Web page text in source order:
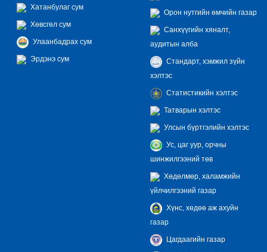
Хатанбулаг сум
Хөвсгөл сум
Улаанбадрах сум
Эрдэнэ сум
Орон нутгийн өмчийн газар
Санхүүгийн хяналт,
аудитын алба
Стандарт, хэмжил зүйн
хэлтэс
Статистикийн хэлтэс
Татварын хэлтэс
Улсын бүртгэлийн хэлтэс
Ус, цаг уур, орчны
шинжилгээний төв
Хөдөлмөр, халамжийн
үйлчилгээний газар
Хүнс, хөдөө аж ахуйн
газар
Цагдаагийн газар